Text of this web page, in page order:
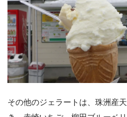
その他のジェラートは、珠洲産